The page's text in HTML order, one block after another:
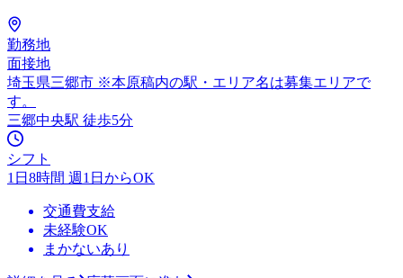
勤務地
面接地
埼玉県三郷市 ※本原稿内の駅・エリア名は募集エリアで
す。
三郷中央駅 徒歩5分
シフト
1日8時間 週1日からOK
交通費支給
未経験OK
まかないあり